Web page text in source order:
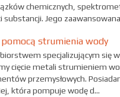
chemicznych,
substancji. Jego
pomocą strumienia wody
specjalizującym się
cięcie metali strumieniem
przemysłowych.
która pompuje wodę d...